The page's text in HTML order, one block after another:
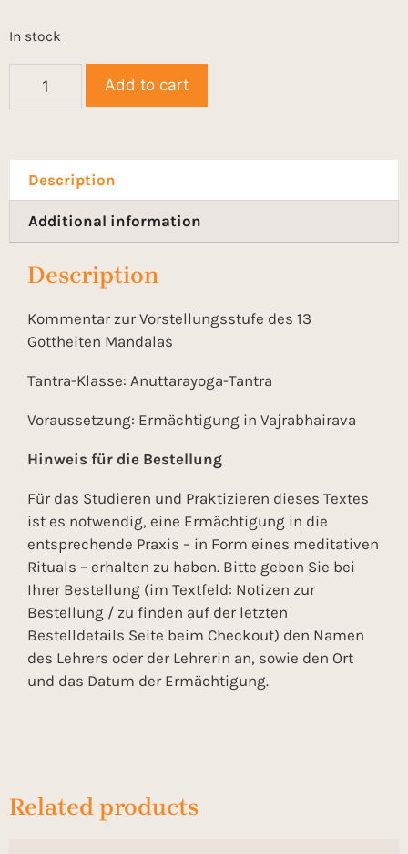
In stock
Add to cart
Description
Additional information
Description
Kommentar zur Vorstellungsstufe des 13
Gottheiten Mandalas
Tantra-Klasse: Anuttarayoga-Tantra
Voraussetzung: Ermächtigung in Vajrabhairava
Hinweis für die Bestellung
Für das Studieren und Praktizieren dieses Textes
ist es notwendig, eine Ermächtigung in die
entsprechende Praxis – in Form eines meditativen
Rituals – erhalten zu haben. Bitte geben Sie bei
Ihrer Bestellung (im Textfeld: Notizen zur
Bestellung / zu finden auf der letzten
Bestelldetails Seite beim Checkout) den Namen
des Lehrers oder der Lehrerin an, sowie den Ort
und das Datum der Ermächtigung.
Related products